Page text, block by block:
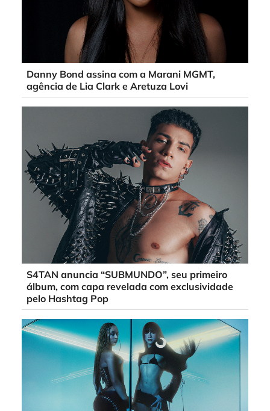
Danny Bond assina com a Marani MGMT,
agência de Lia Clark e Aretuza Lovi
S4TAN anuncia “SUBMUNDO”, seu primeiro
álbum, com capa revelada com exclusividade
pelo Hashtag Pop